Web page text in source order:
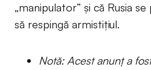
„manipulator” și că Rusia
să respingă armistițiul.
Notă: Acest anunț a